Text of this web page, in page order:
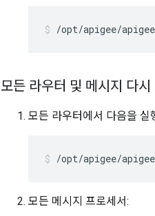
/opt/apigee/
모든 라우터 및 메시지 다시
모든 라우터에서 다음을 실
/opt/apigee/
모든 메시지 프로세서: